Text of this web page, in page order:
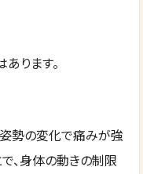
ります。
勢の変化で痛みが強
で、身体の動きの制限